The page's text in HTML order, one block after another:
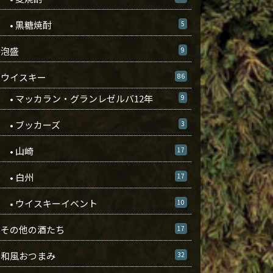
糖焼酎 5
盛 9
スキー 86
ッカラン・グランレゼルバ12年 9
ッカーズ 3
山崎 17
白州 17
イスキーイベント 10
他の酒たち 17
おつまみ 32